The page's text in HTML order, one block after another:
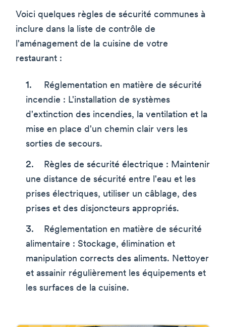
Voici quelques règles de sécurité communes à
inclure dans la liste de contrôle de
l'aménagement de la cuisine de votre
restaurant :
Réglementation en matière de sécurité
incendie : L'installation de systèmes
d'extinction des incendies, la ventilation et la
mise en place d'un chemin clair vers les
sorties de secours.
Règles de sécurité électrique : Maintenir
une distance de sécurité entre l'eau et les
prises électriques, utiliser un câblage, des
prises et des disjoncteurs appropriés.
Réglementation en matière de sécurité
alimentaire : Stockage, élimination et
manipulation corrects des aliments. Nettoyer
et assainir régulièrement les équipements et
les surfaces de la cuisine.